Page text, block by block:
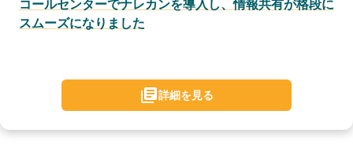
コールセンターでナレカンを導入し、情報共有が格段に
スムーズになりました
詳細を見る